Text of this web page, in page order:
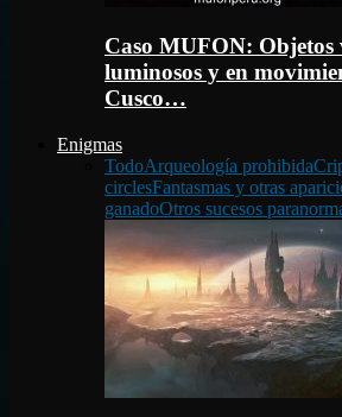
Caso MUFON: Objetos
luminosos y en
Cusco…
Enigmas
TodoArqueología prohibida
circlesFantasmas y otras
ganadoOtros sucesos